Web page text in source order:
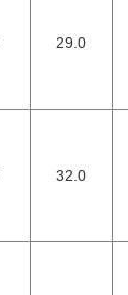
29.0
32.0